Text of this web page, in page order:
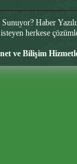
Haber
herkese
ve Bilişim